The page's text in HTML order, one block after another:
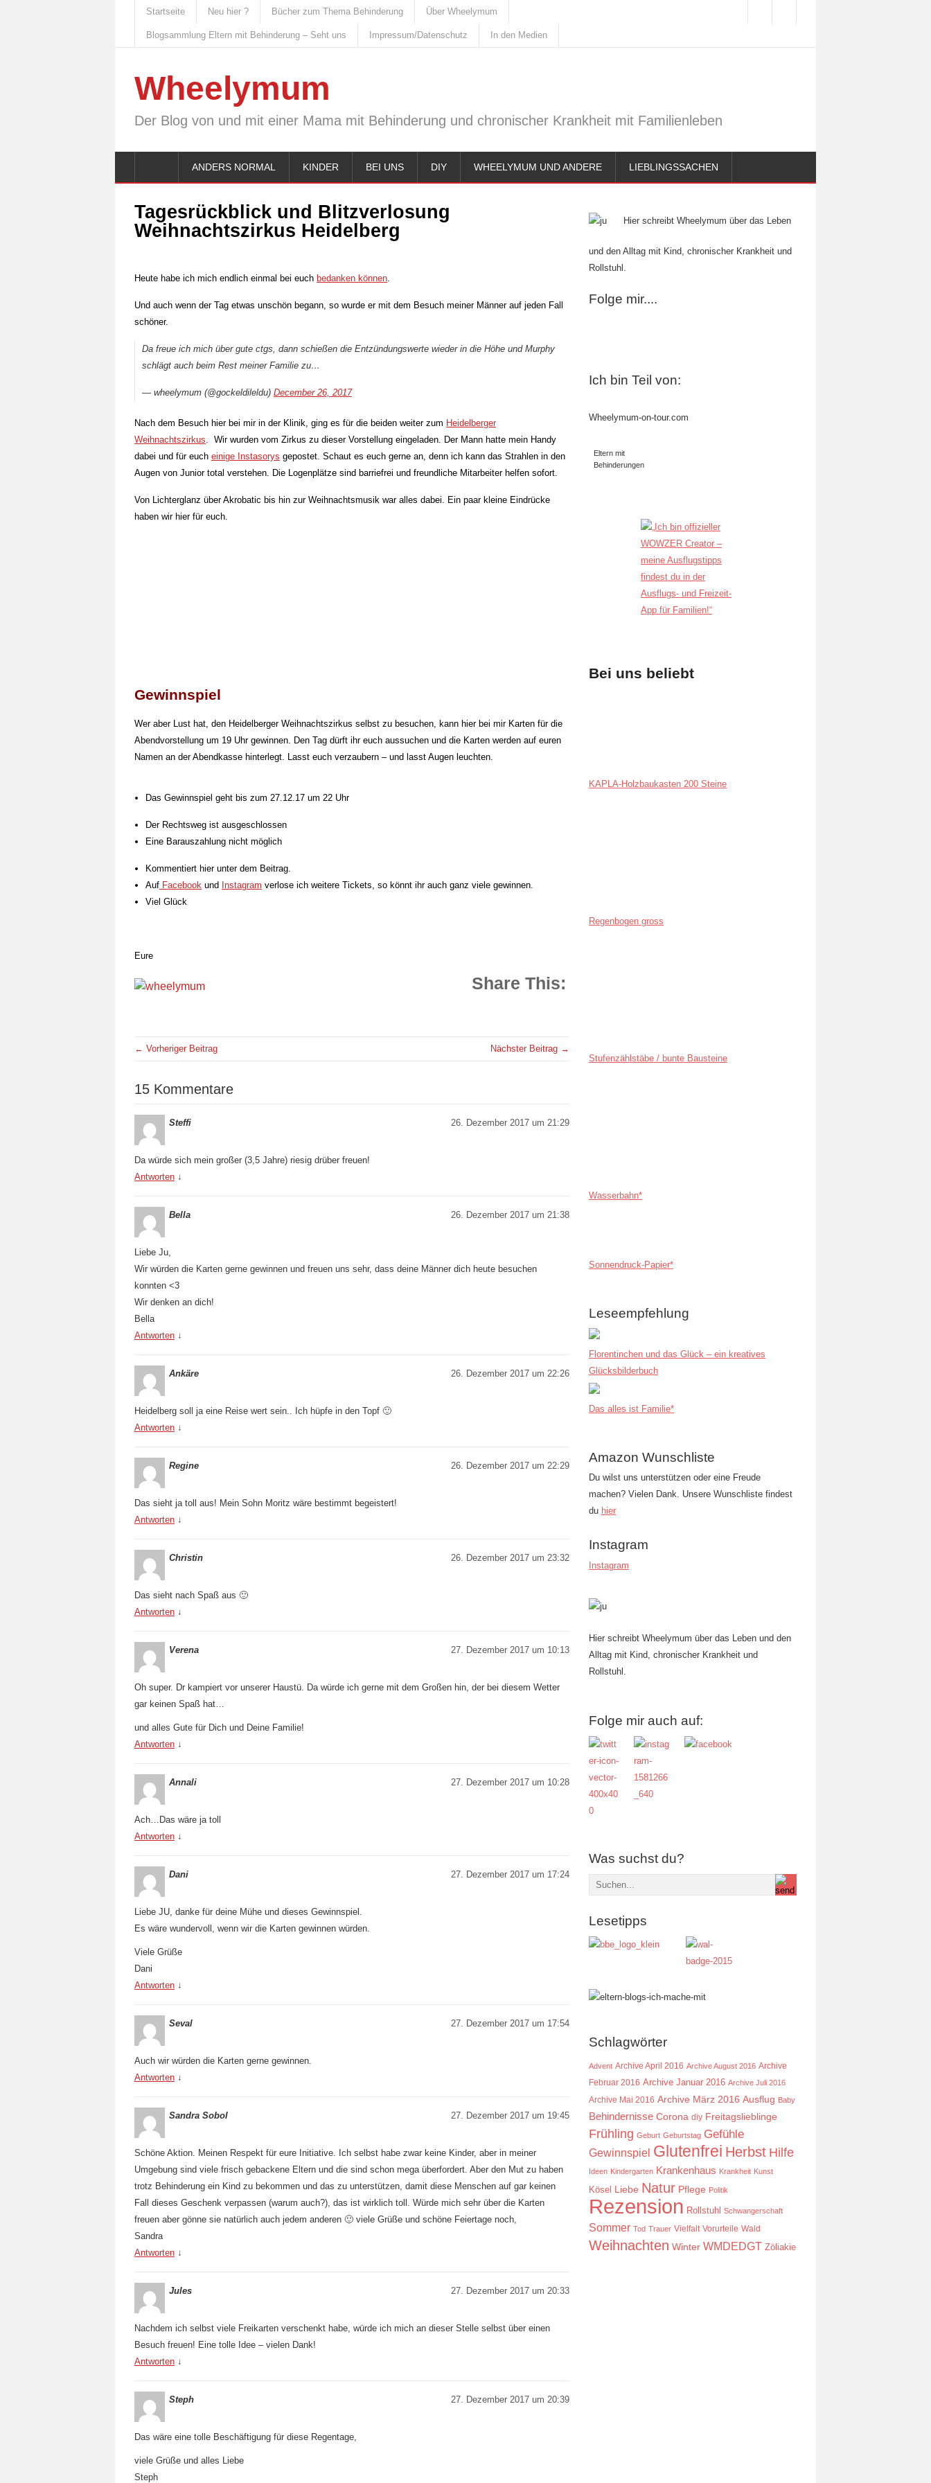
Startseite Neu hier ? Bücher zum Thema Behinderung Über Wheelymum
Blogsammlung Eltern mit Behinderung – Seht uns Impressum/Datenschutz In den Medien
Wheelymum
Der Blog von und mit einer Mama mit Behinderung und chronischer Krankheit mit Familienleben
ANDERS NORMAL KINDER BEI UNS DIY WHEELYMUM UND ANDERE LIEBLINGSSACHEN
Tagesrückblick und Blitzverlosung
Weihnachtszirkus Heidelberg
Heute habe ich mich endlich einmal bei euch bedanken können.
Und auch wenn der Tag etwas unschön begann, so wurde er mit dem Besuch meiner Männer auf jeden Fall
schöner.
Da freue ich mich über gute ctgs, dann schießen die Entzündungswerte wieder in die Höhe und Murphy
schlägt auch beim Rest meiner Familie zu…
— wheelymum (@gockeldileldu) December 26, 2017
Nach dem Besuch hier bei mir in der Klinik, ging es für die beiden weiter zum Heidelberger
Weihnachtszirkus. Wir wurden vom Zirkus zu dieser Vorstellung eingeladen. Der Mann hatte mein Handy
dabei und für euch einige Instasorys gepostet. Schaut es euch gerne an, denn ich kann das Strahlen in den
Augen von Junior total verstehen. Die Logenplätze sind barriefrei und freundliche Mitarbeiter helfen sofort.
Von Lichterglanz über Akrobatic bis hin zur Weihnachtsmusik war alles dabei. Ein paar kleine Eindrücke
haben wir hier für euch.
Gewinnspiel
Wer aber Lust hat, den Heidelberger Weihnachtszirkus selbst zu besuchen, kann hier bei mir Karten für die
Abendvorstellung um 19 Uhr gewinnen. Den Tag dürft ihr euch aussuchen und die Karten werden auf euren
Namen an der Abendkasse hinterlegt. Lasst euch verzaubern – und lasst Augen leuchten.
Das Gewinnspiel geht bis zum 27.12.17 um 22 Uhr
Der Rechtsweg ist ausgeschlossen
Eine Barauszahlung nicht möglich
Kommentiert hier unter dem Beitrag.
Auf Facebook und Instagram verlose ich weitere Tickets, so könnt ihr auch ganz viele gewinnen.
Viel Glück
Eure
Share This:
← Vorheriger Beitrag Nächster Beitrag →
15 Kommentare
Steffi 26. Dezember 2017 um 21:29
Da würde sich mein großer (3,5 Jahre) riesig drüber freuen!
Antworten ↓
Bella 26. Dezember 2017 um 21:38
Liebe Ju,
Wir würden die Karten gerne gewinnen und freuen uns sehr, dass deine Männer dich heute besuchen
konnten <3
Wir denken an dich!
Bella
Antworten ↓
Ankäre 26. Dezember 2017 um 22:26
Heidelberg soll ja eine Reise wert sein.. Ich hüpfe in den Topf 🙂
Antworten ↓
Regine 26. Dezember 2017 um 22:29
Das sieht ja toll aus! Mein Sohn Moritz wäre bestimmt begeistert!
Antworten ↓
Christin 26. Dezember 2017 um 23:32
Das sieht nach Spaß aus 🙂
Antworten ↓
Verena 27. Dezember 2017 um 10:13
Oh super. Dr kampiert vor unserer Haustü. Da würde ich gerne mit dem Großen hin, der bei diesem Wetter
gar keinen Spaß hat…
und alles Gute für Dich und Deine Familie!
Antworten ↓
Annali 27. Dezember 2017 um 10:28
Ach…Das wäre ja toll
Antworten ↓
Dani 27. Dezember 2017 um 17:24
Liebe JU, danke für deine Mühe und dieses Gewinnspiel.
Es wäre wundervoll, wenn wir die Karten gewinnen würden.
Viele Grüße
Dani
Antworten ↓
Seval 27. Dezember 2017 um 17:54
Auch wir würden die Karten gerne gewinnen.
Antworten ↓
Sandra Sobol 27. Dezember 2017 um 19:45
Schöne Aktion. Meinen Respekt für eure Initiative. Ich selbst habe zwar keine Kinder, aber in meiner
Umgebung sind viele frisch gebackene Eltern und die sind schon mega überfordert. Aber den Mut zu haben
trotz Behinderung ein Kind zu bekommen und das zu unterstützen, damit diese Menschen auf gar keinen
Fall dieses Geschenk verpassen (warum auch?), das ist wirklich toll. Würde mich sehr über die Karten
freuen aber gönne sie natürlich auch jedem anderen 🙂 viele Grüße und schöne Feiertage noch,
Sandra
Antworten ↓
Jules 27. Dezember 2017 um 20:33
Nachdem ich selbst viele Freikarten verschenkt habe, würde ich mich an dieser Stelle selbst über einen
Besuch freuen! Eine tolle Idee – vielen Dank!
Antworten ↓
Steph 27. Dezember 2017 um 20:39
Das wäre eine tolle Beschäftigung für diese Regentage,
viele Grüße und alles Liebe
Steph
Hier schreibt Wheelymum über das Leben
und den Alltag mit Kind, chronischer Krankheit und
Rollstuhl.
Folge mir....
Ich bin Teil von:
Wheelymum-on-tour.com
Eltern mit
Behinderungen
Bei uns beliebt
KAPLA-Holzbaukasten 200 Steine
Regenbogen gross
Stufenzählstäbe / bunte Bausteine
Wasserbahn*
Sonnendruck-Papier*
Leseempfehlung
Florentinchen und das Glück – ein kreatives
Glücksbilderbuch
Das alles ist Familie*
Amazon Wunschliste
Du wilst uns unterstützen oder eine Freude
machen? Vielen Dank. Unsere Wunschliste findest
du hier
Instagram
Instagram
Hier schreibt Wheelymum über das Leben und den
Alltag mit Kind, chronischer Krankheit und
Rollstuhl.
Folge mir auch auf:
Was suchst du?
Lesetipps
Schlagwörter
Advent Archive April 2016 Archive August 2016 Archive
Februar 2016 Archive Januar 2016 Archive Juli 2016
Archive Mai 2016 Archive März 2016 Ausflug Baby
Behindernisse Corona diy Freitagslieblinge
Frühling Geburt Geburtstag Gefühle
Gewinnspiel Glutenfrei Herbst Hilfe
Ideen Kindergarten Krankenhaus Krankheit Kunst
Kösel Liebe Natur Pflege Politik
Rezension Rollstuhl Schwangerschaft
Sommer Tod Trauer Vielfalt Vorurteile Wald
Weihnachten Winter WMDEDGT Zöliakie